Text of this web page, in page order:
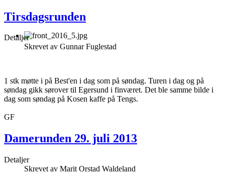
Tirsdagsrunden
Detaljer
Skrevet av Gunnar Fuglestad
1 stk møtte i på Best'en i dag som på søndag. Turen i dag og på
søndag gikk sørover til Egersund i finværet. Det ble samme bilde i
dag som søndag på Kosen kaffe på Tengs.
GF
Damerunden 29. juli 2013
Detaljer
Skrevet av Marit Orstad Waldeland